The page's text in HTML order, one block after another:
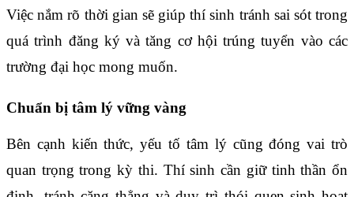
Việc nắm rõ thời gian sẽ giúp thí sinh tránh sai sót trong
quá trình đăng ký và tăng cơ hội trúng tuyển vào các
trường đại học mong muốn.
Chuẩn bị tâm lý vững vàng
Bên cạnh kiến thức, yếu tố tâm lý cũng đóng vai trò
quan trọng trong kỳ thi. Thí sinh cần giữ tinh thần ổn